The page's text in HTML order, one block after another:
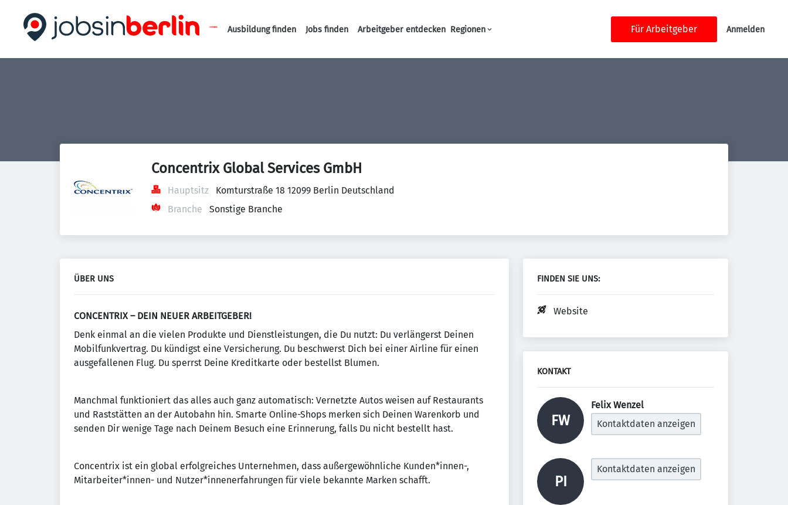
Haupt-Navigation
Ausbildung finden Jobs finden Arbeitgeber entdecken Regionen Für Arbeitgeber Anmelden
Concentrix Global Services GmbH
Hauptsitz
Komturstraße 18 12099 Berlin Deutschland
Branche
Sonstige Branche
ÜBER UNS
CONCENTRIX – DEIN NEUER ARBEITGEBER!
Denk einmal an die vielen Produkte und Dienstleistungen, die Du nutzt: Du verlängerst Deinen
Mobilfunkvertrag. Du kündigst eine Versicherung. Du beschwerst Dich bei einer Airline für einen
ausgefallenen Flug. Du sperrst Deine Kreditkarte oder bestellst Blumen.
Manchmal funktioniert das alles auch ganz automatisch: Vernetzte Autos weisen auf Restaurants
und Raststätten an der Autobahn hin. Smarte Online-Shops merken sich Deinen Warenkorb und
senden Dir wenige Tage nach Deinem Besuch eine Erinnerung, falls Du nicht bestellt hast.
Concentrix ist ein global erfolgreiches Unternehmen, dass außergewöhnliche Kunden*innen-,
Mitarbeiter*innen- und Nutzer*innenerfahrungen für viele bekannte Marken schafft.
FINDEN SIE UNS:
Website
KONTAKT
FW
Felix Wenzel
Kontaktdaten anzeigen
PI
Kontaktdaten anzeigen